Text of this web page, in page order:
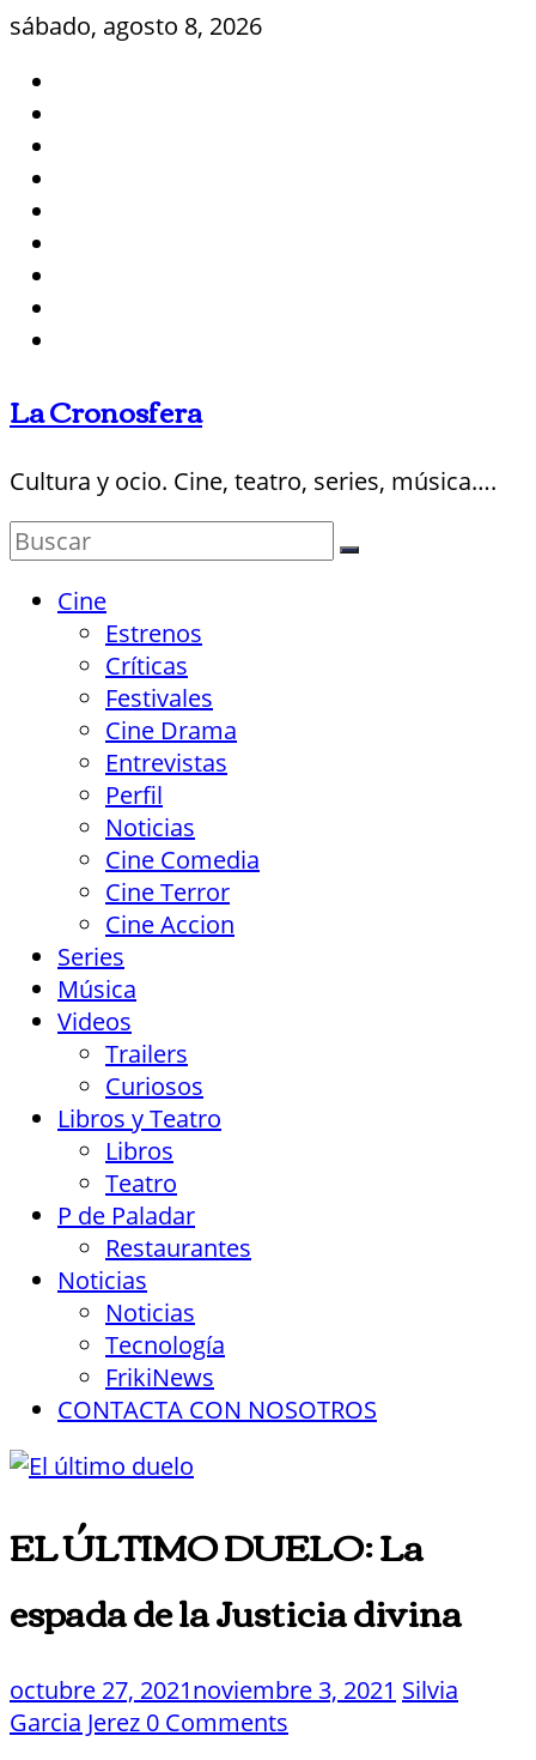
Saltar
contenido
sábado, agosto 8, 2026
La Cronosfera
Cultura y ocio. Cine, teatro, series, música….
Cine
Estrenos
Críticas
Festivales
Cine Drama
Entrevistas
Perfil
Noticias
Cine Comedia
Cine Terror
Cine Accion
Series
Música
Videos
Trailers
Curiosos
Libros y Teatro
Libros
Teatro
P de Paladar
Restaurantes
Noticias
Noticias
Tecnología
FrikiNews
CONTACTA CON NOSOTROS
EL ÚLTIMO DUELO: La
espada de la Justicia divina
octubre 27, 2021noviembre 3, 2021 Silvia
Garcia Jerez 0 Comments